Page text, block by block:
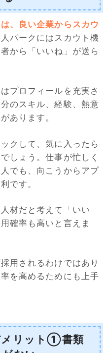
、良い企業からスカウ
パークにはスカウト機
から「いいね」が送ら
プロフィールを充実さ
のスキル、経験、熱意
あります。
クして、気に入ったら
しょう。仕事が忙しく
でも、向こうからアプ
です。
材だと考えて「いい
確率も高いと言えま
用されるわけではあり
を高めるためにも上手
メリット①書類